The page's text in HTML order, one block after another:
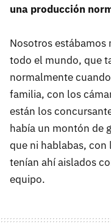
una producción
Nosotros estábamos
todo el mundo, que
normalmente
familia, con los
están los
había un montón de
que ni hablabas, con
tenían ahí aislados
equipo.